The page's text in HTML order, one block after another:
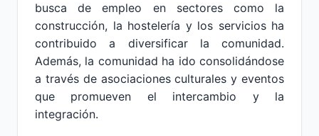
busca de empleo en sectores como la
construcción, la hostelería y los servicios ha
contribuido a diversificar la comunidad.
Además, la comunidad ha ido consolidándose
a través de asociaciones culturales y eventos
que promueven el intercambio y la
integración.